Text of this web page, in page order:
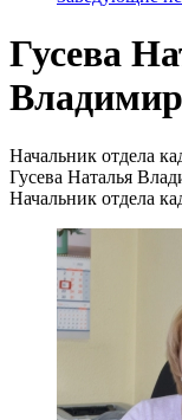
Гусева
Начальник отдела
Гусева Наталья
Начальник отдела